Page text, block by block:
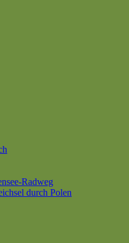
Radweg
durch Polen